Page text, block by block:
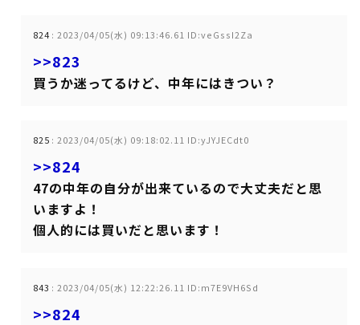
824 : 2023/04/05(水) 09:13:46.61 ID:veGssI2Za
>>823
買うか迷ってるけど、中年にはきつい？
825 : 2023/04/05(水) 09:18:02.11 ID:yJYJECdt0
>>824
47の中年の自分が出来ているので大丈夫だと思
いますよ！
個人的には買いだと思います！
843 : 2023/04/05(水) 12:22:26.11 ID:m7E9VH6Sd
>>824